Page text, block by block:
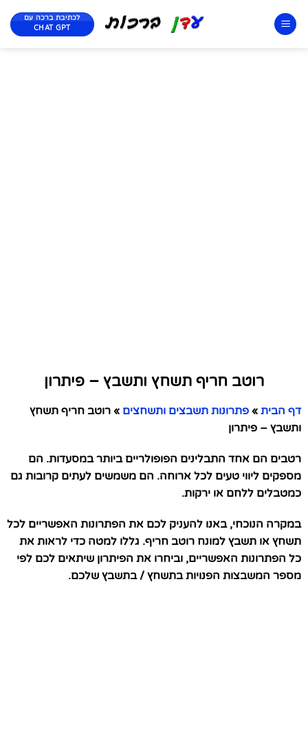
לכתיבת ברכה עם
CHAT GPT
רוטב חריף תשחץ ותשבץ – פיתרון
דף הבית » פתרונות תשבצים ותשחצים » רוטב חריף תשחץ
ותשבץ – פיתרון
רטבים הם אחד התבלינים הפופולריים ביותר במסעדות. הם
מספקים ליווי טעים לכל ארוחה. הם משמשים לעתים קרובות גם
כמטבלים ללחם או ירקות.
במקרה הנוכחי, באנו להעניק לכם את הפתרונות האפשריים לכל
תשחץ או תשבץ למונח רוטב חריף. גללו למטה כדי לראות את
כל הפתרונות האפשריים, וביחרו את הפיתרון שיתאים לכם לפי
מספר המשבצות הפנויות בתשחץ / בתשבץ שלכם.